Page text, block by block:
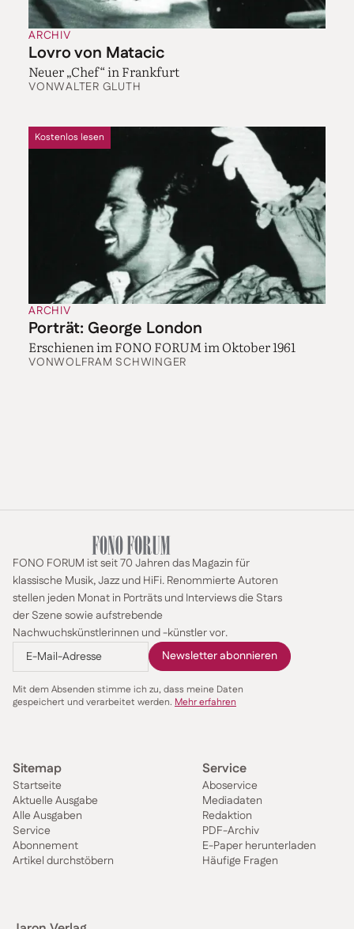
ARCHIV
Lovro von Matacic
Neuer „Chef“ in Frankfurt
VONWALTER GLUTH
ARCHIV
Porträt: George London
Erschienen im FONO FORUM im Oktober 1961
VONWOLFRAM SCHWINGER
Kostenlos lesen
FONO FORUM ist seit 70 Jahren das Magazin für
klassische Musik, Jazz und HiFi. Renommierte Autoren
stellen jeden Monat in Porträts und Interviews die Stars
der Szene sowie aufstrebende
Nachwuchskünstlerinnen und -künstler vor.
Mit dem Absenden stimme ich zu, dass meine Daten
gespeichert und verarbeitet werden. Mehr erfahren
Sitemap
Startseite
Aktuelle Ausgabe
Alle Ausgaben
Service
Abonnement
Artikel durchstöbern
Service
Aboservice
Mediadaten
Redaktion
PDF-Archiv
E-Paper herunterladen
Häufige Fragen